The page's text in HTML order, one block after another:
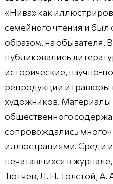
«Нива» как
семейного чтения и
образом, на обывателя.
публиковались
исторические, научно-
репродукции и гравюры
художников. Материалы
общественного
сопровождались
иллюстрациями. Среди
печатавшихся в
Тютчев, Л. Н. Толстой, А.